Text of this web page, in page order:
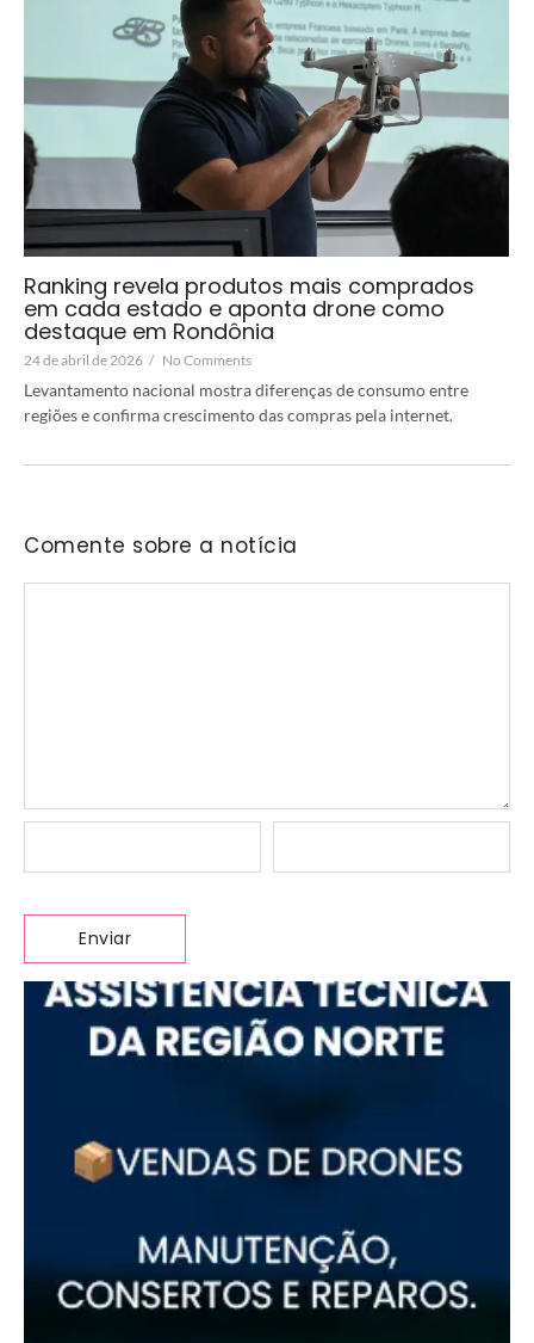
Ranking revela produtos mais comprados
em cada estado e aponta drone como
destaque em Rondônia
24 de abril de 2026 / No Comments
Levantamento nacional mostra diferenças de consumo entre
regiões e confirma crescimento das compras pela internet.
Comente sobre a notícia